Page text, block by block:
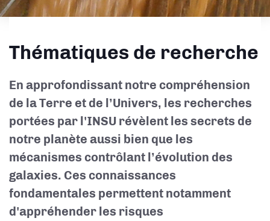
Thématiques de recherche
En approfondissant notre compréhension
de la Terre et de l’Univers, les recherches
portées par l'INSU révèlent les secrets de
notre planète aussi bien que les
mécanismes contrôlant l’évolution des
galaxies. Ces connaissances
fondamentales permettent notamment
d'appréhender les risques